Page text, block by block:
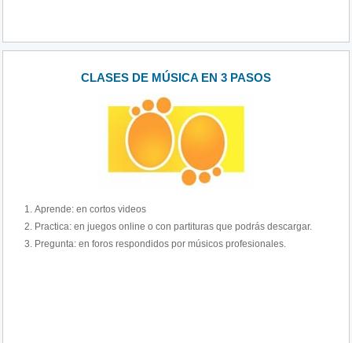
CLASES DE MÚSICA EN 3 PASOS
Aprende: en cortos videos
Practica: en juegos online o con partituras que podrás descargar.
Pregunta: en foros respondidos por músicos profesionales.